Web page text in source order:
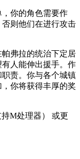
你的角色需要作
则他们在进行攻击
弗拉的统治下定居
人能伸出援手。作
责。你与各个城镇
你将获得丰厚的奖
持M处理器） 或更